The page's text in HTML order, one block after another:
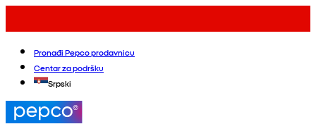
Pronađi Pepco prodavnicu
Centar za podršku
Srpski